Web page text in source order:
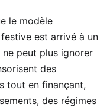
le modèle
est arrivé à un
peut plus ignorer
des
tout en finançant,
des régimes